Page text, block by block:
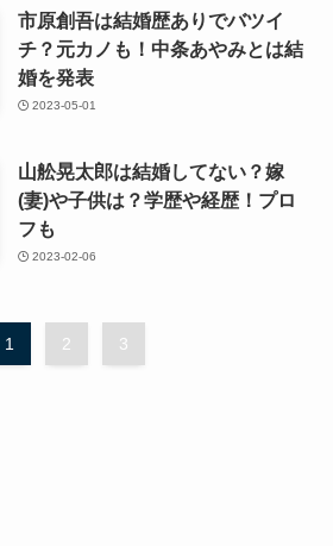
市原創吾は結婚歴ありでバツイ
チ？元カノも！中条あやみとは結
婚を発表
2023-05-01
山舩晃太郎は結婚してない？嫁
(妻)や子供は？学歴や経歴！プロ
フも
2023-02-06
1 2 3